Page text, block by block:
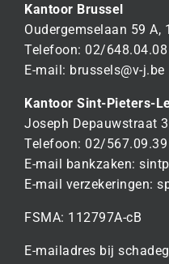
Kantoor Brussel
Oudergemselaan 59 A,
Telefoon: 02/648.04.08
E-mail: brussels@v-j.be
Kantoor Sint-Pieters-
Joseph Depauwstraat
Telefoon: 02/567.09.39
E-mail bankzaken:
E-mail verzekeringen:
FSMA: 112797A-cB
E-mailadres bij